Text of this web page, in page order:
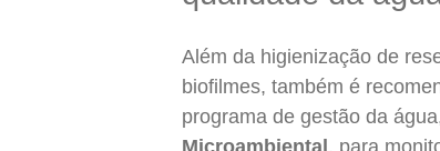
Além da higienização de
biofilmes, também é
programa de gestão da
Microambiental , para